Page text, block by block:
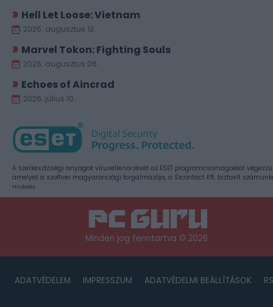
Hell Let Loose: Vietnam
2026. augusztus 13.
Marvel Tokon: Fighting Souls
2026. augusztus 06.
Echoes of Aincrad
2026. július 10.
A szerkesztőségi anyagok vírusellenőrzését az ESET programcsomagokkal
amelyet a szoftver magyarországi forgalmazója, a Sicontact Kft. biztosít
Hirdetés
Minden jog fenntartva © 2026
ADATVÉDELEM IMPRESSZUM ADATVÉDELMI BEÁLLÍTÁSOK